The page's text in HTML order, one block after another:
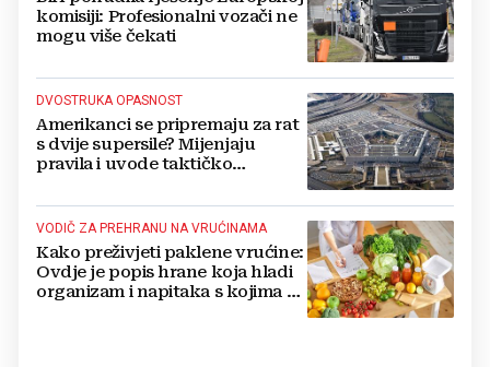
komisiji: Profesionalni vozači ne
mogu više čekati
DVOSTRUKA OPASNOST
Amerikanci se pripremaju za rat
s dvije supersile? Mijenjaju
pravila i uvode taktičko
VODIČ ZA PREHRANU NA VRUĆINAMA
Kako preživjeti paklene vrućine:
Ovdje je popis hrane koja hladi
organizam i napitaka s kojima si